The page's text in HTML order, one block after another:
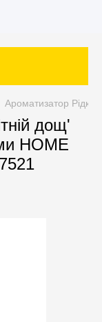
Ароматизатор
дощ'
HOME